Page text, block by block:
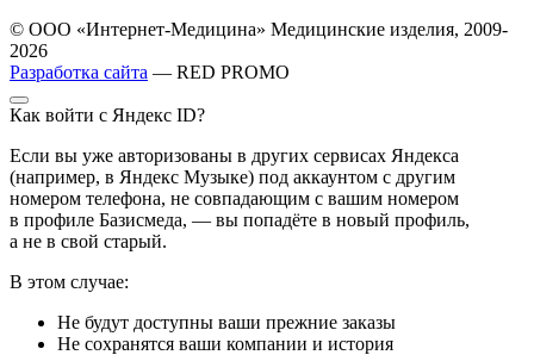
© ООО «Интернет-Медицина» Медицинские изделия, 2009-
2026
Разработка сайта — RED PROMO
Как войти с Яндекс ID?
Если вы уже авторизованы в других сервисах Яндекса
(например, в Яндекс Музыке) под аккаунтом с другим
номером телефона, не совпадающим с вашим номером
в профиле Базисмеда, — вы попадёте в новый профиль,
а не в свой старый.
В этом случае:
Не будут доступны ваши прежние заказы
Не сохранятся ваши компании и история